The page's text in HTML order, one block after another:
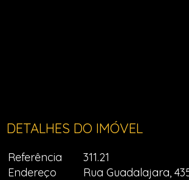
DETALHES DO IMÓVEL
Referência
311.21
Endereço
Rua Guadalajara,